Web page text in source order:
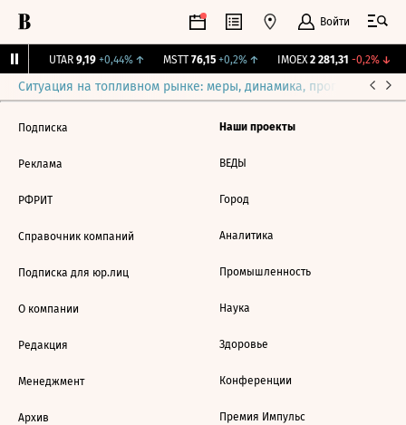
Войти
UTAR 9,19 +0,44%↑ MSTT 76,15 +0,2%↑ IMOEX 2 281,31 -0,2%↓
Ситуация на топливном рынке: меры, динамика, прогнозы
Подписка
Реклама
РФРИТ
Справочник компаний
Подписка для юр.лиц
О компании
Редакция
Менеджмент
Архив
Наши проекты
ВЕДЫ
Город
Аналитика
Промышленность
Наука
Здоровье
Конференции
Премия Импульс